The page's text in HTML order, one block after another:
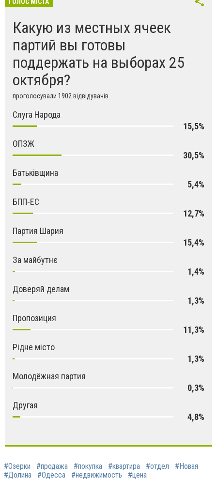
Какую из местных ячеек
партий вы готовы
поддержать на выборах 25
октября?
проголосували 1902 відвідувачів
Слуга Народа
15,5%
ОПЗЖ
30,5%
Батьківщина
5,4%
БПП-ЕС
12,7%
Партия Шария
15,4%
За майбутнє
1,4%
Доверяй делам
1,3%
Пропозиция
11,3%
Рідне місто
1,3%
Молодёжная партия
0,3%
Другая
4,8%
#Озерки #продажа #покупка #квартира #отдел
#Новая
#Долина
#Одесса #недвижимость #цена